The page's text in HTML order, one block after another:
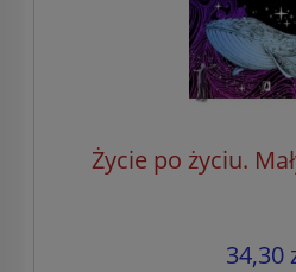
Życie po życiu.
34,30